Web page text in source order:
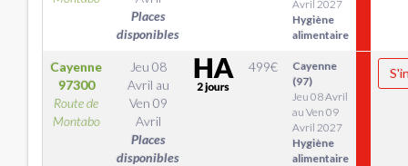
Places
disponibles
Avril 2027
Hygiène
alimentaire
Cayenne
97300
Route de
Montabo
Jeu 08
Avril au
Ven 09
Avril
Places
disponibles
499€
Cayenne
(97)
Jeu 08 Avril
au Ven 09
Avril 2027
Hygiène
alimentaire